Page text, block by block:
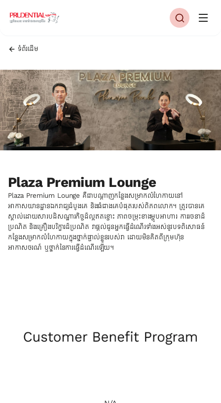
ទំព័រដើម
Plaza Premium Lounge
Plaza Premium Lounge គឺជាបណ្តាញកន្លែងសម្រាកលំហែកាយនៅ
អាកាសយានដ្ឋានឯករាជ្យដំបូងគេ និងធំជាងគេបំផុតរបស់ពិភពលោក។ ត្រូវបានគេ
ស្គាល់ដោយសារបដិសណ្ឋារកិច្ចដ៏ល្អឥតខ្ចោះ ភាពចម្រុះខាងម្ហូបអាហារ ការរចនាដ៏
ប្រណិត និងគ្រឿងបរិក្ខារដ៏ប្រណិត វាផ្តល់ជូនអ្នកធ្វើដំណើរទាំងអស់នូវបទពិសោធន៍
កន្លែងសម្រាកលំហែកាយក្នុងថ្នាក់ផ្ទាល់ខ្លួនរបស់វា ដោយមិនគិតពីក្រុមហ៊ុន
អាកាសចរណ៍ ឬថ្នាក់នៃការធ្វើដំណើរឡើយ។